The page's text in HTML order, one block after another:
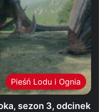
Pieśń Lodu i Ognia
sezon 3, odcinek